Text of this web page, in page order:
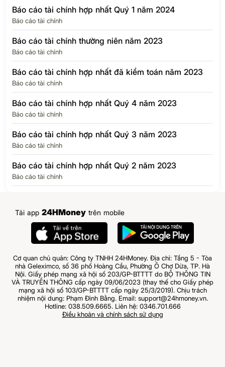
Báo cáo tài chính hợp nhất Quý 1 năm 2024
Báo cáo tài chính
Báo cáo tài chính thường niên năm 2023
Báo cáo tài chính
Báo cáo tài chính hợp nhất đã kiểm toán năm 2023
Báo cáo tài chính
Báo cáo tài chính hợp nhất Quý 4 năm 2023
Báo cáo tài chính
Báo cáo tài chính hợp nhất Quý 3 năm 2023
Báo cáo tài chính
Báo cáo tài chính hợp nhất Quý 2 năm 2023
Báo cáo tài chính
Tải app 24HMoney trên mobile
Cơ quan chủ quản: Công ty TNHH 24HMoney. Địa chỉ: Tầng 5 - Tòa
nhà Geleximco, số 36 phố Hoàng Cầu, Phường Ô Chợ Dừa, TP. Hà
Nội. Giấy phép mạng xã hội số 203/GP-BTTTT do BỘ THÔNG TIN
VÀ TRUYỀN THÔNG cấp ngày 09/06/2023 (thay thế cho Giấy phép
mạng xã hội số 103/GP-BTTTT cấp ngày 25/3/2019). Chịu trách
nhiệm nội dung: Phạm Đình Bằng. Email: support@24hmoney.vn.
Hotline: 038.509.6665. Liên hệ: 0346.701.666
Điều khoản và chính sách sử dụng